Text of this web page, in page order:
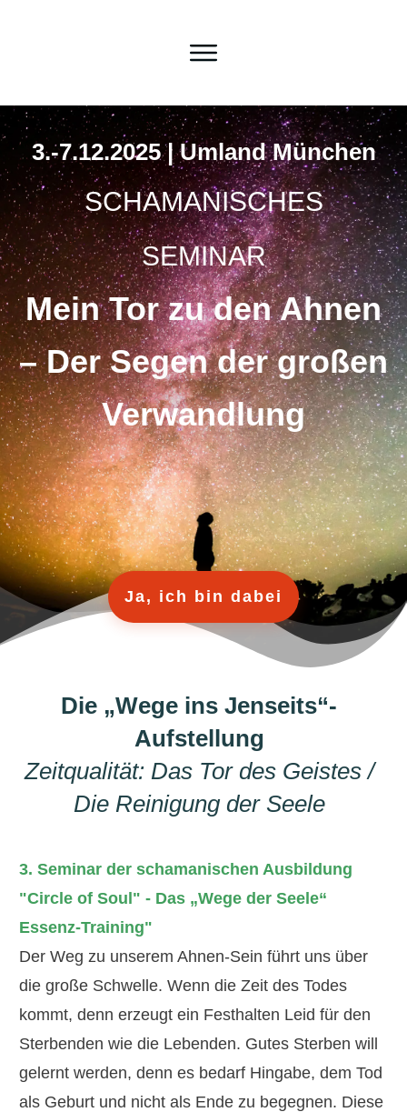
3.-7.12.2025 | Umland München
SCHAMANISCHES
SEMINAR
Mein Tor zu den Ahnen
– Der Segen der großen
Verwandlung
Ja, ich bin dabei
Die „Wege ins Jenseits“-
Aufstellung
Zeitqualität: Das Tor des Geistes /
Die Reinigung der Seele
3. Seminar der schamanischen Ausbildung
"Circle of Soul" - Das „Wege der Seele“
Essenz-Training"
Der Weg zu unserem Ahnen-Sein führt uns über
die große Schwelle. Wenn die Zeit des Todes
kommt, denn erzeugt ein Festhalten Leid für den
Sterbenden wie die Lebenden. Gutes Sterben will
gelernt werden, denn es bedarf Hingabe, dem Tod
als Geburt und nicht als Ende zu begegnen. Diese